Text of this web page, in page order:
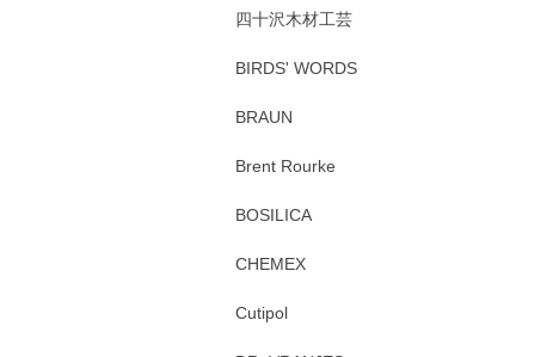
四十沢木材工芸
BIRDS' WORDS
BRAUN
Brent Rourke
BOSILICA
CHEMEX
Cutipol